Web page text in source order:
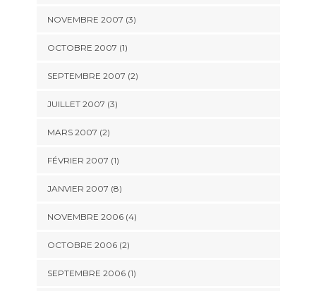
NOVEMBRE 2007 (3)
OCTOBRE 2007 (1)
SEPTEMBRE 2007 (2)
JUILLET 2007 (3)
MARS 2007 (2)
FÉVRIER 2007 (1)
JANVIER 2007 (8)
NOVEMBRE 2006 (4)
OCTOBRE 2006 (2)
SEPTEMBRE 2006 (1)